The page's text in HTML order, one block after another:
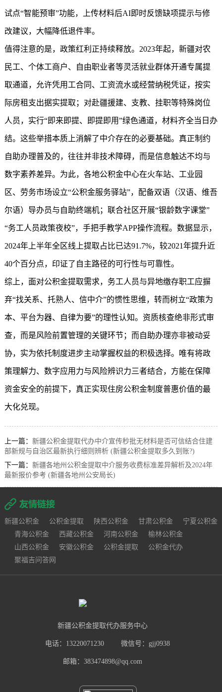
试点“智能预审”功能，上传材料后AI即时反馈缺项提示与修
改建议，大幅降低退件率。
值得注意的是，政策红利正持续释放。2023年起，新疆对农
民工、个体工商户、自由职业者等灵活就业群体开通专属提
取通道，允许凭用工合同、工资流水或经营纳税凭证，按实
际房租支出据实提取；对赴疆援建、支教、挂职等特殊岗位
人员，实行“即来即提、即提即用”绿色通道，材料齐全当日办
结。这些举措本质上消解了中介存在的必要基础。真正制约
自助办理普及的，往往并非技术障碍，而是信息触达不均与
数字素养差异。为此，各地公积金中心在火车站、工业园
区、劳务市场设立“公积金服务驿站”，配备双语（汉语、维吾
尔语）导办员与自助终端机；联合社区开展“银龄数字课堂”
“务工人员政策夜校”，手把手教学APP操作流程。数据显示，
2024年上半年全区线上提取占比已达91.7%，较2021年提升近
40个百分点，印证了自主路径的可行性与可靠性。
综上，面对公积金提取需求，务工人员与异地缴存职工应摒
弃“找关系、托熟人、信中介”的惯性思维，转而树立“政策为
本、平台为器、自律为要”的理性认知。资质核查绝非形式审
查，而是风险前置管理的关键环节；而自助办理亦非被动妥
协，实为依托制度进步主动掌握权益的积极选择。唯有将政
策理解力、数字应用力与风险辨识力三者结合，方能在保障
资金安全的前提下，真正实现住房公积金制度普惠价值的最
大化兑现。
上一篇： 新疆公积金提取代办中介宣传秒批无材料是否可信结合住建
部新规与自治区最新执行细则辨析 (新疆公积金提取多久到账?)
下一篇： 新疆各地州公积金提取中介服务收费标准差异解析及2024年
最新报价参考 (新疆各地州公安局长)
新疆公积金 公积金提取 陕西公积金 甘肃公积金
宁夏公积金
青海公积金
西藏公积金 河南公积金
榆林公积金
山西公积金
安徽公积金 公积金提取
公积金代办
聚福吉问答网
新疆公积金提取代办服务中心
电话：13220071230 微信号：gjj0938
邮箱：383474898@qq.com